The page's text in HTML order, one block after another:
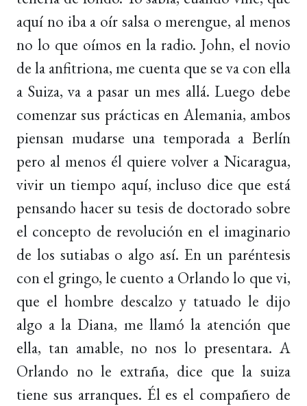
aquí no iba a oír salsa o merengue, al menos
no lo que oímos en la radio. John, el novio
de la anfitriona, me cuenta que se va con ella
a Suiza, va a pasar un mes allá. Luego debe
comenzar sus prácticas en Alemania, ambos
piensan mudarse una temporada a Berlín
pero al menos él quiere volver a Nicaragua,
vivir un tiempo aquí, incluso dice que está
pensando hacer su tesis de doctorado sobre
el concepto de revolución en el imaginario
de los sutiabas o algo así. En un paréntesis
con el gringo, le cuento a Orlando lo que vi,
que el hombre descalzo y tatuado le dijo
algo a la Diana, me llamó la atención que
ella, tan amable, no nos lo presentara. A
Orlando no le extraña, dice que la suiza
tiene sus arranques. Él es el compañero de